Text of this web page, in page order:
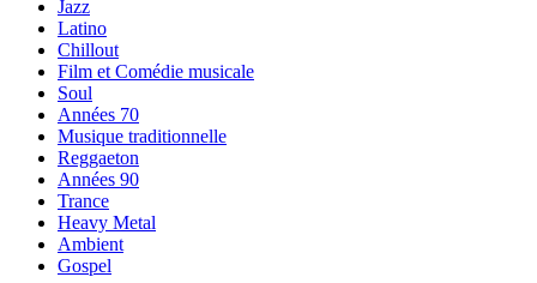
Jazz
Latino
Chillout
Film et Comédie musicale
Soul
Années 70
Musique traditionnelle
Reggaeton
Années 90
Trance
Heavy Metal
Ambient
Gospel